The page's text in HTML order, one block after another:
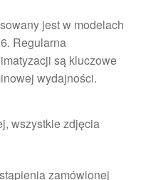
jest w modelach
Regularna
są kluczowe
wydajności.
wszystkie zdjęcia
zamówionej